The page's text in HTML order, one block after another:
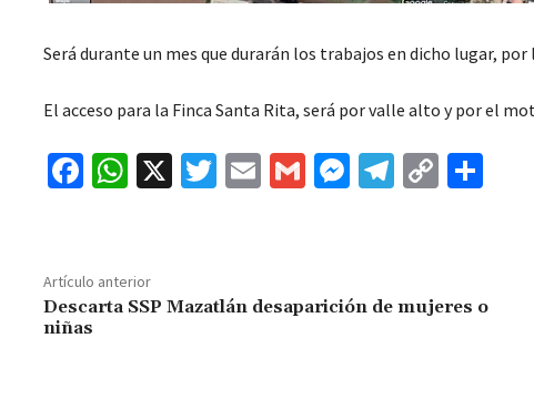
Será durante un mes que durarán los trabajos en dicho lugar,
El acceso para la Finca Santa Rita, será por valle alto y por el
Fa
o
o
k
W
sA
p
X
T
E
G
M
ge
Te
m
C
Li ar
Artículo anterior
Descarta SSP Mazatlán desaparición de mujeres o
niñas